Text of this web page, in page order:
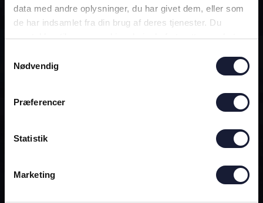
data med andre oplysninger, du har givet dem, eller som
de har indsamlet fra din brug af deres tjenester. Du
samtykker til vores cookies, hvis du fortsætter med at
Nødvendig
Præferencer
Statistik
Marketing
DEN OFFICIELLE AGF-APP